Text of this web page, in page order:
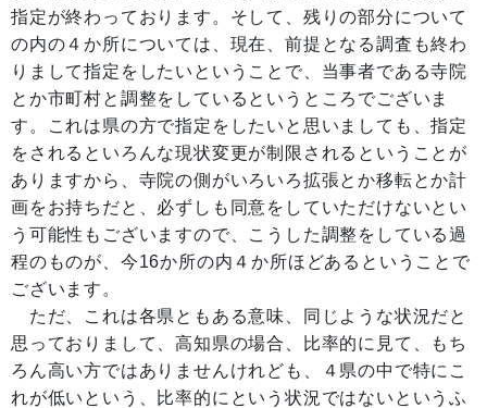
指定が終わっております。そして、残りの部分について
の内の４か所については、現在、前提となる調査も終わ
りまして指定をしたいということで、当事者である寺院
とか市町村と調整をしているというところでございま
す。これは県の方で指定をしたいと思いましても、指定
をされるといろんな現状変更が制限されるということが
ありますから、寺院の側がいろいろ拡張とか移転とか計
画をお持ちだと、必ずしも同意をしていただけないとい
う可能性もございますので、こうした調整をしている過
程のものが、今16か所の内４か所ほどあるということで
ございます。
ただ、これは各県ともある意味、同じような状況だと
思っておりまして、高知県の場合、比率的に見て、もち
ろん高い方ではありませんけれども、４県の中で特にこ
れが低いという、比率的にという状況ではないというふ